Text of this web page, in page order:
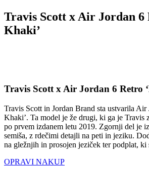
Travis Scott x Air Jordan 6
Khaki’
Travis Scott x Air Jordan 6 Retro
Travis Scott in Jordan Brand sta ustvarila Air
Khaki’. Ta model je že drugi, ki ga je Travis
po prvem izdanem letu 2019. Zgornji del je
semiša, z rdečimi detajli na peti in jeziku.
na gležnjih in prosojen jeziček ter podplat, ki
OPRAVI NAKUP